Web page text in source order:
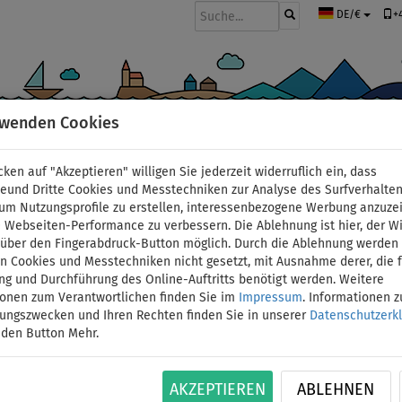
Cookies
auf "Akzeptieren" willigen Sie jederzeit widerruflich ein, dass
Dritte Cookies und Messtechniken zur Analyse des
Nutzungsprofile zu erstellen, interessenbezogene Werbung
Webseiten-Performance zu verbessern. Die Ablehnung ist hier, der
den Fingerabdruck-Button möglich. Durch die Ablehnung werden
Cookies und Messtechniken nicht gesetzt, mit Ausnahme derer, die
und Durchführung des Online-Auftritts benötigt werden. Weitere
zum Verantwortlichen finden Sie im
Impressum. Informationen
und Ihren Rechten finden Sie in unserer
Button Mehr.
AKZEPTIEREN ABLEHNEN
DE/€
ALLGEMEINE GESCHÄFTSBEDINGUNGEN REKLAMATIONEN UND
von Gründen diesen Vertrag zu widerrufen. Die Widerrufsfrist
die letzte Ware in Besitz genommen haben bzw. hat.